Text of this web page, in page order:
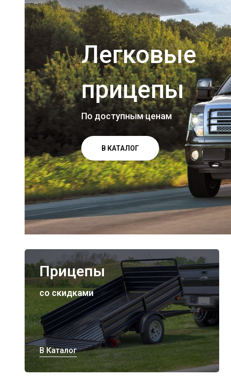
Легковые
прицепы
По доступным ценам
В КАТАЛОГ
Прицепы
со скидками
В Каталог